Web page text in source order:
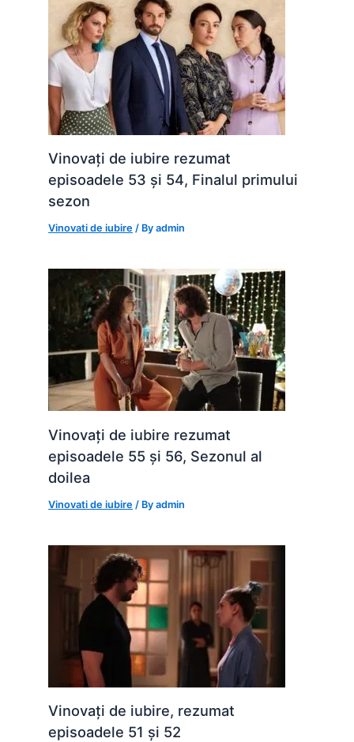
Vinovați de iubire rezumat
episoadele 53 și 54, Finalul primului
sezon
Vinovati de iubire / Byadmin
Vinovați de iubire rezumat
episoadele 55 și 56, Sezonul al
doilea
Vinovati de iubire / Byadmin
Vinovați de iubire, rezumat
episoadele 51 și 52